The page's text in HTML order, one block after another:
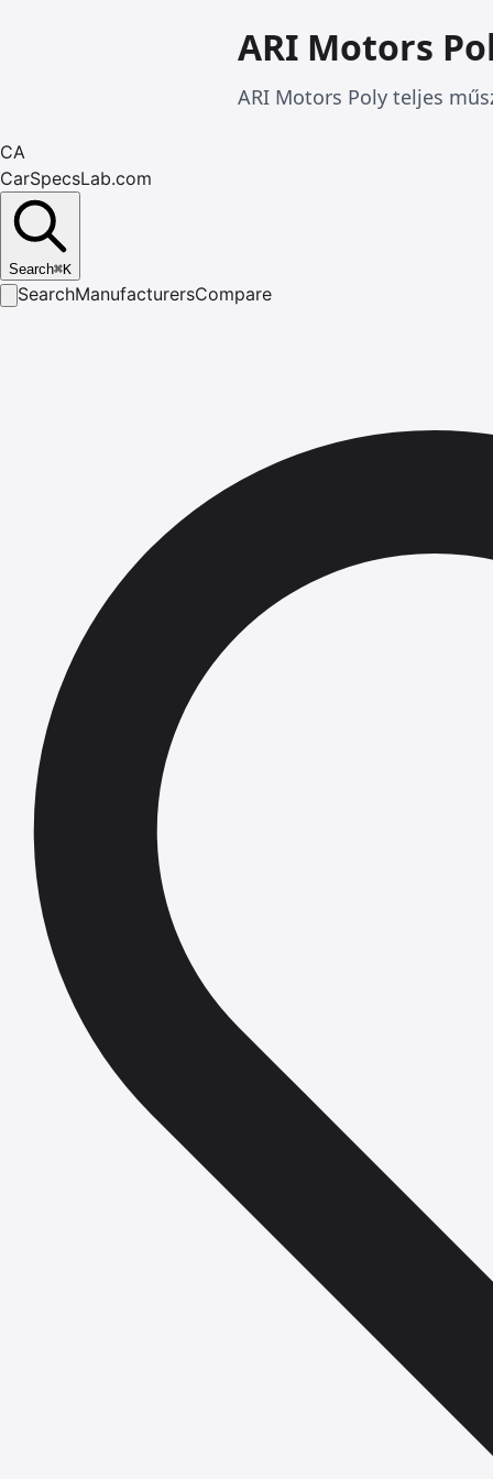
ARI Motors
ARI Motors Poly teljes
CA
CarSpecsLab.com
Search⌘K
SearchManufacturersCompare